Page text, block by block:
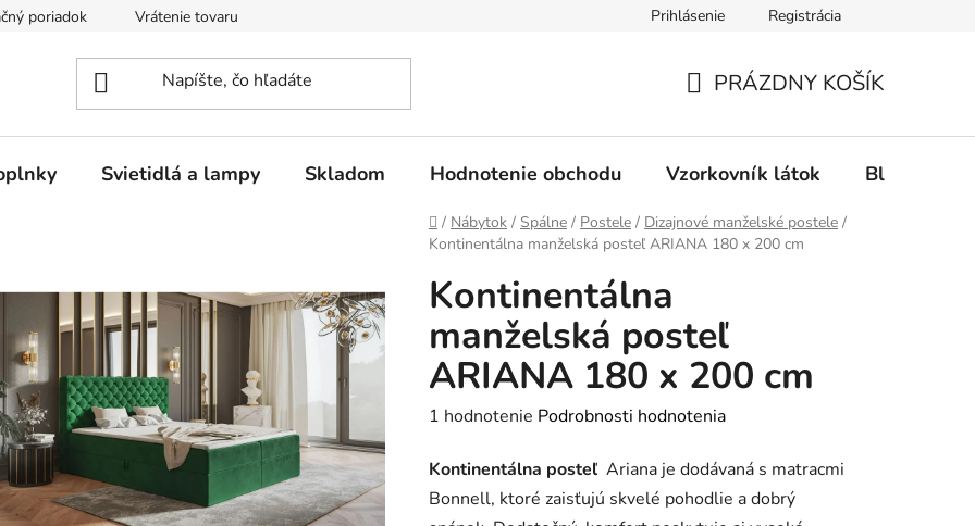
poriadok Vrátenie tovaru Ochrana osobných údajov Spôsob platby
Prihlásenie Registrácia
KOŠÍK
PRÁZDNY KOŠÍK
Svietidlá a lampy Skladom Hodnotenie obchodu Vzorkovník látok Blog
Domov
/ Nábytok / Spálne / Postele / Dizajnové manželské postele /
Kontinentálna manželská posteľ ARIANA 180 x 200 cm
Kontinentálna
manželská posteľ
ARIANA 180 x 200 cm
Priemerné
produktu
je
1 hodnotenie Podrobnosti hodnotenia
Kontinentálna posteľ Ariana je dodávaná s matracmi
Bonnell, ktoré zaisťujú skvelé pohodlie a dobrý